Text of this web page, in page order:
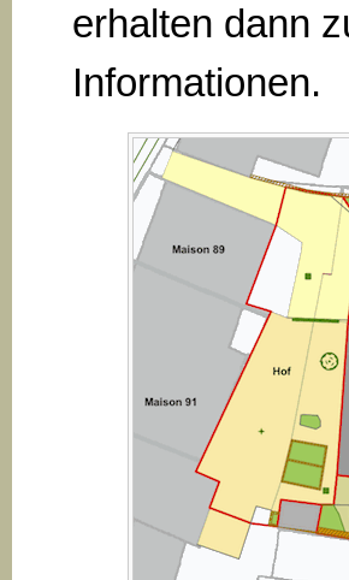
erhalten dann
Informationen.